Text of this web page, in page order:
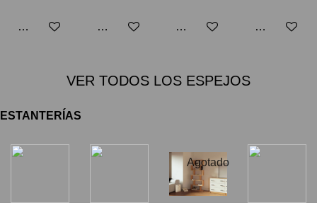
Avisarme cuando esté disponible
Avisarme cuando esté disponible
Añadir al carrito Avisarme
VER TODOS LOS ESPEJOS
ESTANTERÍAS
Agotado